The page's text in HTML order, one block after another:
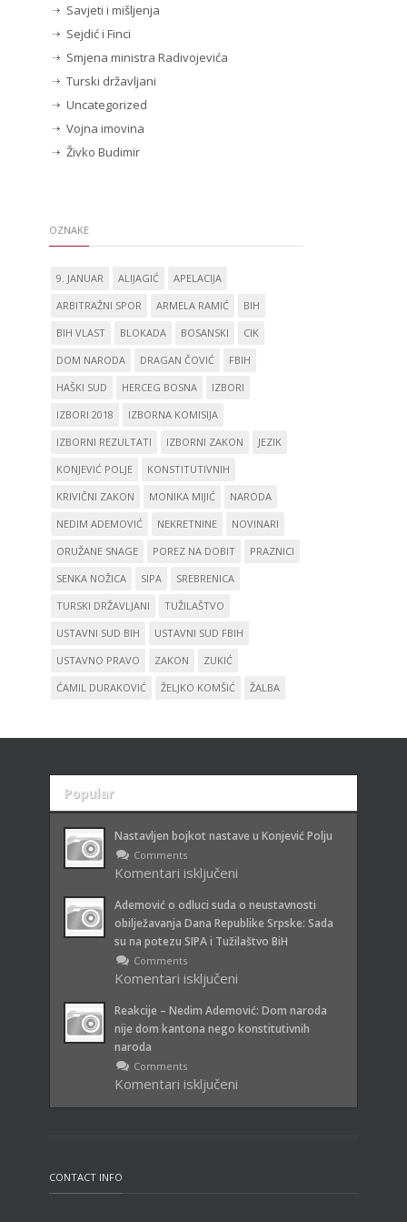
Savjeti i mišljenja
Sejdić i Finci
Smjena ministra Radivojevića
Turski državljani
Uncategorized
Vojna imovina
Živko Budimir
OZNAKE
9. JANUAR ALIJAGIĆ
APELACIJA
ARBITRAŽNI SPOR
ARMELA RAMIĆ
BIH
BIH VLAST
BLOKADA BOSANSKI
CIK
DOM NARODA
DRAGAN ČOVIĆ
FBIH
HAŠKI SUD
HERCEG BOSNA
IZBORI
IZBORI 2018
IZBORNA KOMISIJA
IZBORNI REZULTATI
IZBORNI ZAKON
JEZIK
KONJEVIĆ POLJE
KONSTITUTIVNIH
KRIVIČNI ZAKON
MONIKA MIJIĆ
NARODA
NEDIM ADEMOVIĆ
NEKRETNINE
NOVINARI
ORUŽANE SNAGE
POREZ NA DOBIT
PRAZNICI
SENKA NOŽICA
SIPA
SREBRENICA
TURSKI DRŽAVLJANI
TUŽILAŠTVO
USTAVNI SUD BIH
USTAVNI SUD FBIH
USTAVNO PRAVO
ZAKON
ZUKIĆ
ĆAMIL DURAKOVIĆ
ŽELJKO KOMŠIĆ ŽALBA
Popular
Recent Nastavljen bojkot nastave u Konjević Polju
Komentari isključeni
Konjević Polju
Comments
Ademović o odluci suda o neustavnosti
obilježavanja Dana Republike Srpske: Sada
su na potezu SIPA i Tužilaštvo BiH
Komentari isključeni
neustavnosti obilježavanja Dana
Republike Srpske: Sada su na
potezu SIPA i Tužilaštvo BiH
Comments
Reakcije – Nedim Ademović: Dom naroda
nije dom kantona nego konstitutivnih
naroda
Komentari isključeni
Comments
CONTACT INFO